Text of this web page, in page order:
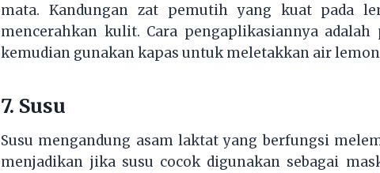
mata. Kandungan zat pemutih yang kuat pada
mencerahkan kulit. Cara pengaplikasiannya
kemudian gunakan kapas untuk meletakkan air lemon
7. Susu
Susu mengandung asam laktat yang berfungsi
menjadikan jika susu cocok digunakan sebagai